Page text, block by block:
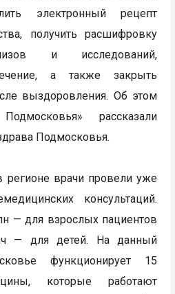
электронный рецепт
получить расшифровку
и исследований,
а также закрыть
выздоровления. Об этом
рассказали
Подмосковья.
регионе врачи провели уже
консультаций.
— для взрослых пациентов
— для детей. На данный
функционирует 15
которые работают